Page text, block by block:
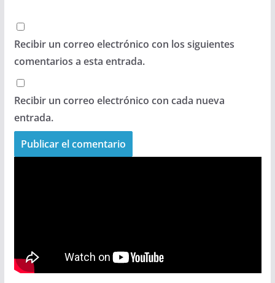
Recibir un correo electrónico con los siguientes
comentarios a esta entrada.
Recibir un correo electrónico con cada nueva
entrada.